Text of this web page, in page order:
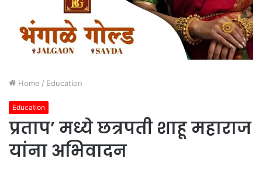
Home / Education
Education
प्रताप’ मध्ये छत्रपती शाहू महाराज
यांना अभिवादन